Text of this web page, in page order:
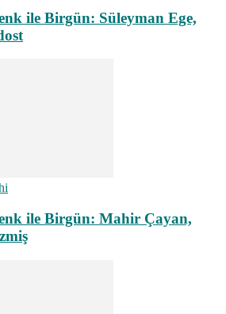
ile Birgün: Süleyman Ege,
ile Birgün: Mahir Çayan,